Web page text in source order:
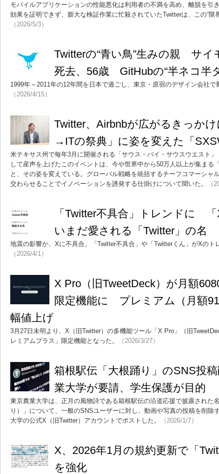
モバイルアプリケーションの性能悪化は利用者の不満を高め、離脱を引
効果を証明できず、膨大な検証作業に忙殺されていたTwitterは、この“限
（2026/5/3）
Twitterの“青い鳥”生みの親 サイ
死去、56歳 GitHubの“半ネコ半
1999年～2011年の12年間を日本で過ごし、東京・原宿のデザイン会社
（2026/4/15）
Twitter、Airbnbが広がるきっか
→ITの祭典」に姿を変えた「
米テキサス州で毎年3月に開催される「サウス・バイ・サウスウエスト
して産声を上げたこのイベントは、今や世界中から50万人以上が集まる
と、その姿を変えている。グローバル戦略を統括するチーフコマーシャ
交わらせることでイノベーションを誘発する仕掛けについて聞いた。
（
「Twitter不具合」トレンドに
いまだ愛される「Twitter」の名
地震の影響か、Xに不具合。「Twitter不具合」や「Twitterくん」がXのト
（2026/4/1）
X Pro（旧TweetDeck）が月額
限定機能に プレミアム（月額
幅値上げ
3月27日未明より、X（旧Twitter）の多機能ツール「X Pro」（旧
レミアムプラス」限定機能となった。
（2026/3/27）
箱根駅伝「大根踊り」のSNS投
業大学が要請、学生保護が目的
東京農業大学は、正月の風物詩である箱根駅伝の沿道応援で披露された
り）」について、一般のSNSユーザーに対し、動画や写真の投稿を削除
大学の公式X（旧Twitter）アカウントでポストした。
（2026/1/7）
X、2026年1月の規約更新で「
を強化